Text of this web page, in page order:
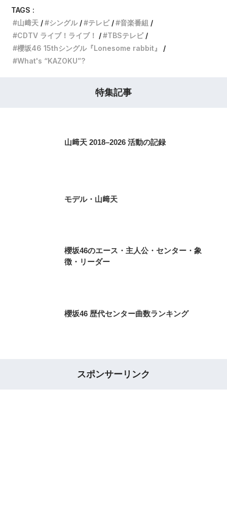
TAGS :
山﨑天
シングル テレビ
音楽番組
CDTV ライブ！ライブ！
TBSテレビ
櫻坂46 15thシングル『Lonesome rabbit』
What's “KAZOKU”?
特集記事
山﨑天 2018–2026 活動の記録
モデル・山﨑天
櫻坂46のエース・主人公・センター・象
徴・リーダー
櫻坂46 歴代センター曲数ランキング
スポンサーリンク